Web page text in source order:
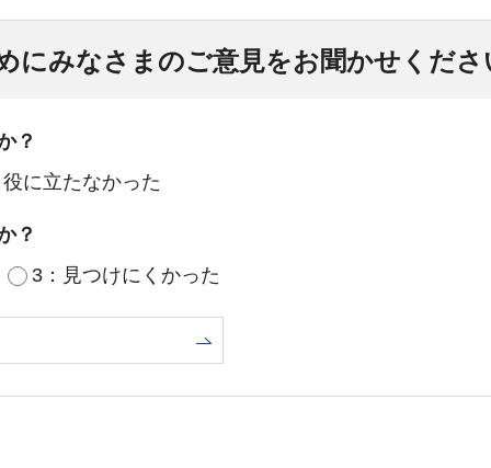
にみなさまのご意見をお聞かせくださ
？
に立たなかった
？
3：見つけにくかった